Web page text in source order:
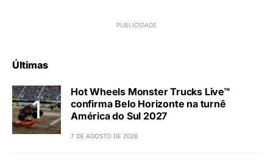
Últimas
Hot Wheels Monster Trucks Live™
confirma Belo Horizonte na turnê
América do Sul 2027
7 DE AGOSTO DE 2026